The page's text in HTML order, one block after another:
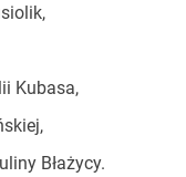
Kubasa,
Błażycy.